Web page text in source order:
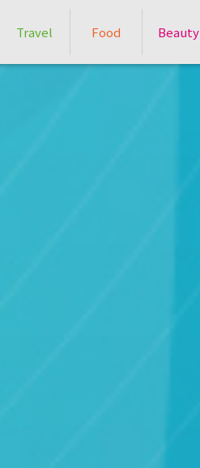
Travel Food Beauty